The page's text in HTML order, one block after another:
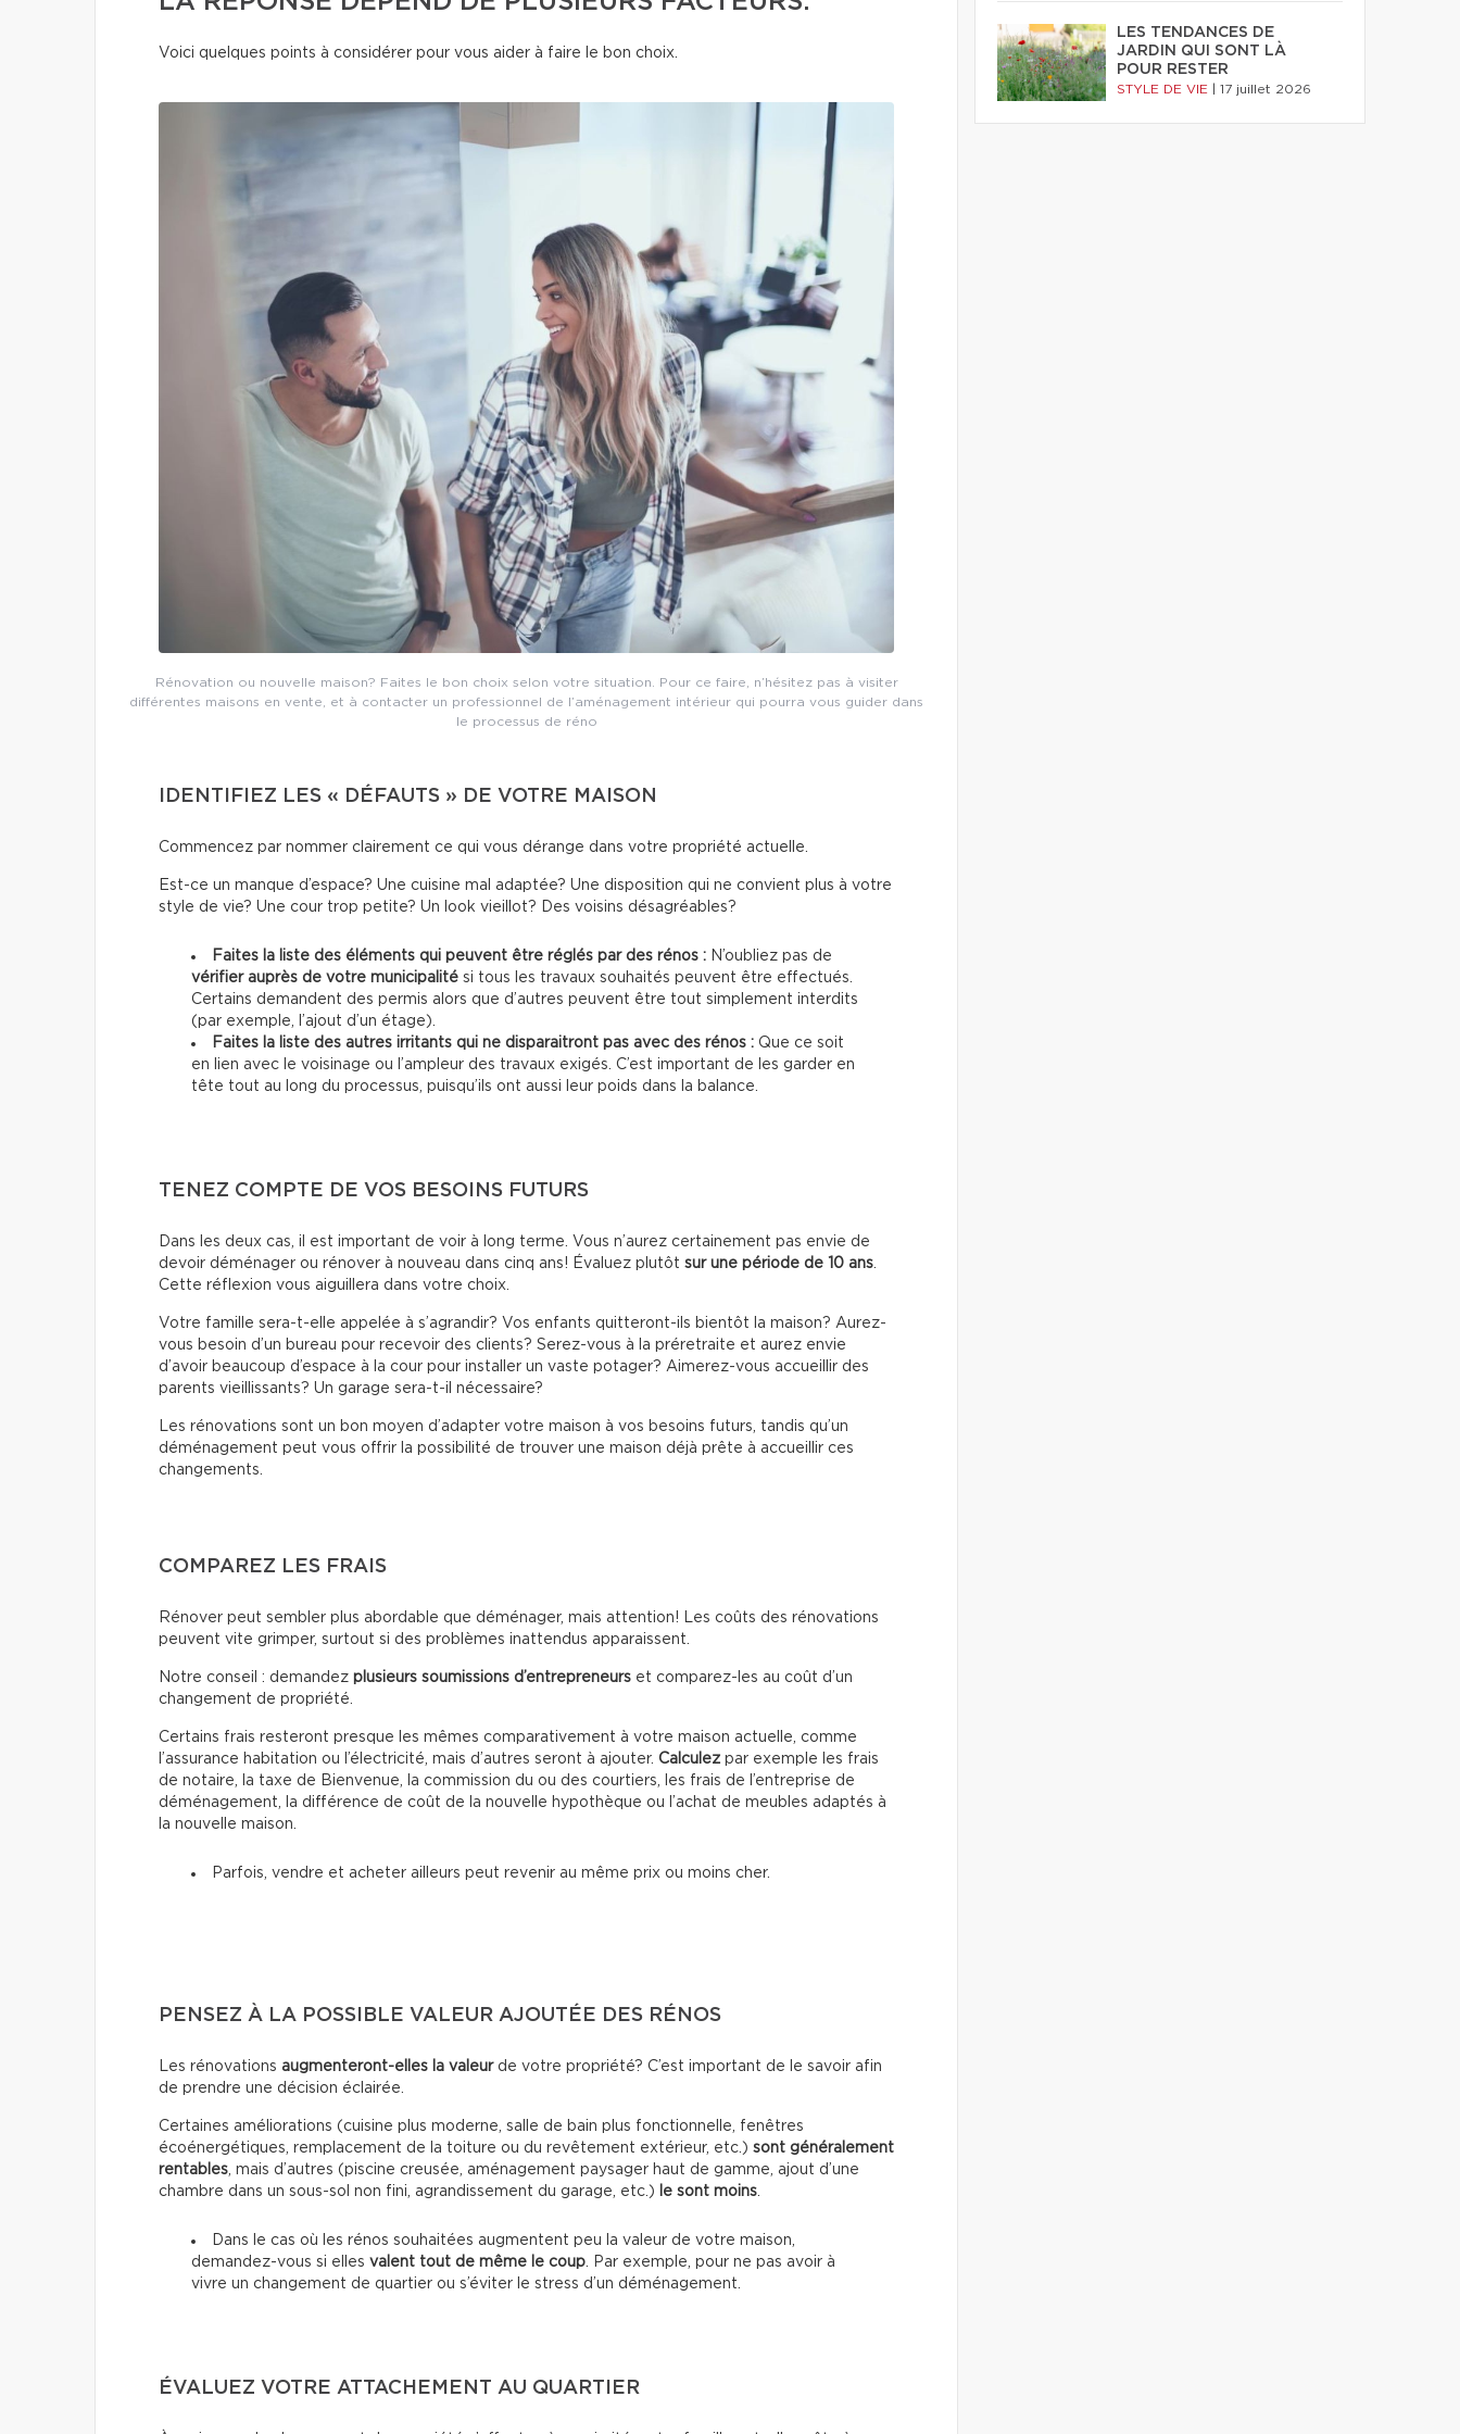
Voici quelques points à considérer pour vous aider à faire le bon choix.
Rénovation ou nouvelle maison? Faites le bon choix selon votre situation. Pour ce faire, n’hésitez pas à visiter
différentes maisons en vente, et à contacter un professionnel de l’aménagement intérieur qui pourra vous guider dans
le processus de réno
IDENTIFIEZ LES « DÉFAUTS » DE VOTRE MAISON
Commencez par nommer clairement ce qui vous dérange dans votre propriété actuelle.
Est-ce un manque d’espace? Une cuisine mal adaptée? Une disposition qui ne convient plus à votre
style de vie? Une cour trop petite? Un look vieillot? Des voisins désagréables?
Faites la liste des éléments qui peuvent être réglés par des rénos : N’oubliez pas de
vérifier auprès de votre municipalité si tous les travaux souhaités peuvent être effectués.
Certains demandent des permis alors que d’autres peuvent être tout simplement interdits
(par exemple, l’ajout d’un étage).
Faites la liste des autres irritants qui ne disparaitront pas avec des rénos : Que ce soit
en lien avec le voisinage ou l’ampleur des travaux exigés. C’est important de les garder en
tête tout au long du processus, puisqu’ils ont aussi leur poids dans la balance.
TENEZ COMPTE DE VOS BESOINS FUTURS
Dans les deux cas, il est important de voir à long terme. Vous n’aurez certainement pas envie de
devoir déménager ou rénover à nouveau dans cinq ans! Évaluez plutôt sur une période de 10 ans.
Cette réflexion vous aiguillera dans votre choix.
Votre famille sera-t-elle appelée à s’agrandir? Vos enfants quitteront-ils bientôt la maison? Aurez-
vous besoin d’un bureau pour recevoir des clients? Serez-vous à la préretraite et aurez envie
d’avoir beaucoup d’espace à la cour pour installer un vaste potager? Aimerez-vous accueillir des
parents vieillissants? Un garage sera-t-il nécessaire?
Les rénovations sont un bon moyen d’adapter votre maison à vos besoins futurs, tandis qu’un
déménagement peut vous offrir la possibilité de trouver une maison déjà prête à accueillir ces
changements.
COMPAREZ LES FRAIS
Rénover peut sembler plus abordable que déménager, mais attention! Les coûts des rénovations
peuvent vite grimper, surtout si des problèmes inattendus apparaissent.
Notre conseil : demandez plusieurs soumissions d’entrepreneurs et comparez-les au coût d’un
changement de propriété.
Certains frais resteront presque les mêmes comparativement à votre maison actuelle, comme
l’assurance habitation ou l’électricité, mais d’autres seront à ajouter. Calculez par exemple les frais
de notaire, la taxe de Bienvenue, la commission du ou des courtiers, les frais de l’entreprise de
déménagement, la différence de coût de la nouvelle hypothèque ou l’achat de meubles adaptés à
la nouvelle maison.
Parfois, vendre et acheter ailleurs peut revenir au même prix ou moins cher.
PENSEZ À LA POSSIBLE VALEUR AJOUTÉE DES RÉNOS
Les rénovations augmenteront-elles la valeurde votre propriété? C’est important de le savoir afin
de prendre une décision éclairée.
Certaines améliorations (cuisine plus moderne, salle de bain plus fonctionnelle, fenêtres
écoénergétiques, remplacement de la toiture ou du revêtement extérieur, etc.) sont généralement
rentables, mais d’autres (piscine creusée, aménagement paysager haut de gamme, ajout d’une
chambre dans un sous-sol non fini, agrandissement du garage, etc.)
le sont moins.
Dans le cas où les rénos souhaitées augmentent peu la valeur de votre maison,
demandez-vous si elles valent tout de même le coup. Par exemple, pour ne pas avoir à
vivre un changement de quartier ou s’éviter le stress d’un déménagement.
ÉVALUEZ VOTRE ATTACHEMENT AU QUARTIER
LES TENDANCES DE
JARDIN QUI SONT LÀ
POUR RESTER
STYLE DE VIE 17 juillet 2026